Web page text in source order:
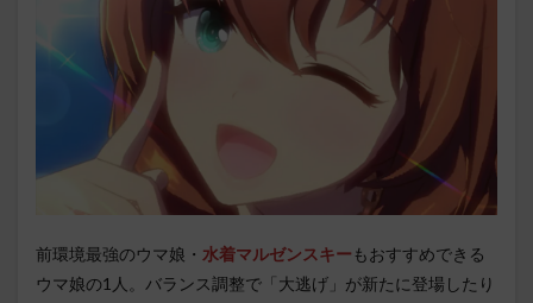
前環境最強のウマ娘・ 水着マルゼンスキー もおすすめできる
ウマ娘の1人。バランス調整で「大逃げ」が新たに登場したり